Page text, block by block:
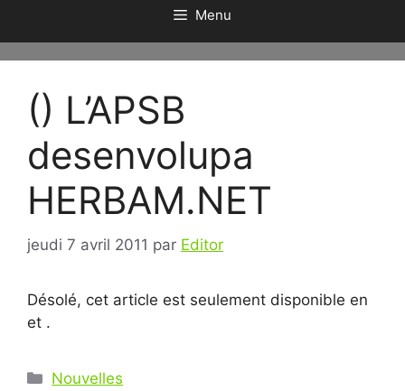
Menu
() L’APSB
desenvolupa
HERBAM.NET
jeudi 7 avril 2011 par Editor
Désolé, cet article est seulement disponible en
et .
Catégories
Nouvelles